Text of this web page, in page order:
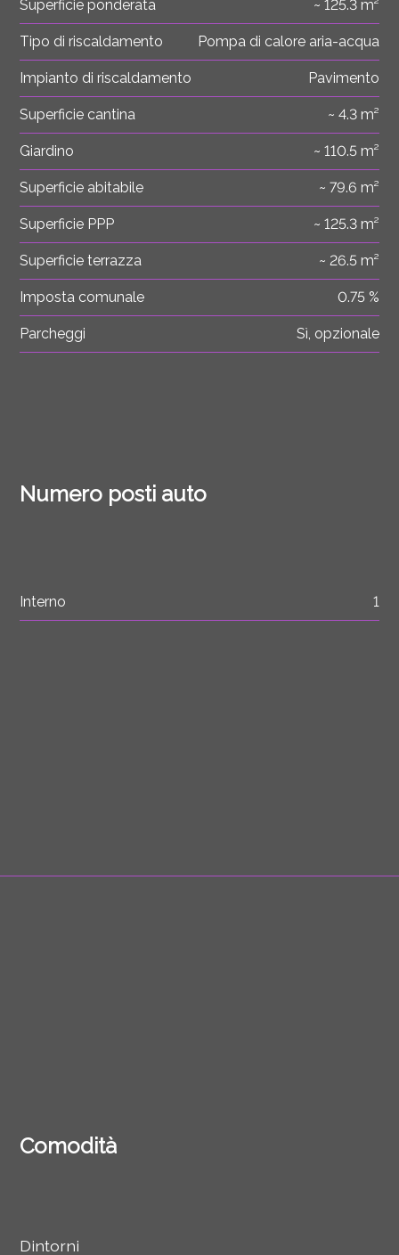
Comodità
Dintorni
Superficie ponderata ~ 125.3 m²
Tipo di riscaldamento Pompa di calore aria-acqua
Impianto di riscaldamento Pavimento
Superficie cantina ~ 4.3 m²
Giardino ~ 110.5 m²
Superficie abitabile ~ 79.6 m²
Superficie PPP ~ 125.3 m²
Superficie terrazza ~ 26.5 m²
Imposta comunale 0.75 %
Parcheggi Sì, opzionale
Numero posti auto
Interno 1